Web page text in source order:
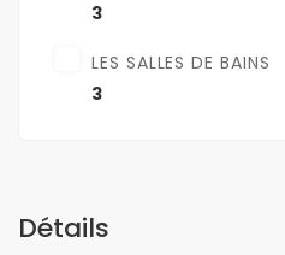
3
LES SALLES DE BAINS
3
Détails